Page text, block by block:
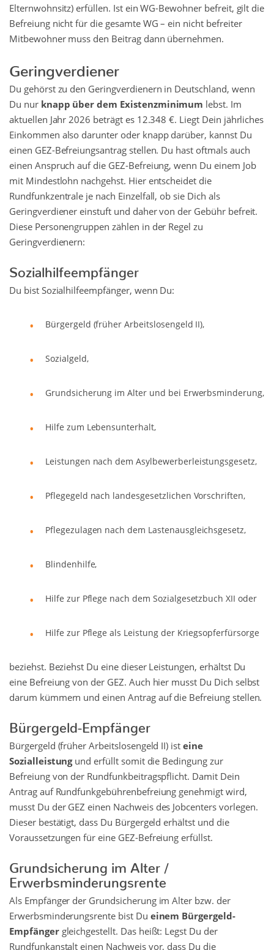
Elternwohnsitz) erfüllen. Ist ein WG-Bewohner befreit, gilt die
Befreiung nicht für die gesamte WG – ein nicht befreiter
Mitbewohner muss den Beitrag dann übernehmen.
Geringverdiener
Du gehörst zu den Geringverdienern in Deutschland, wenn
Du nur knapp über dem Existenzminimum lebst. Im
aktuellen Jahr 2026 beträgt es 12.348 €. Liegt Dein jährliches
Einkommen also darunter oder knapp darüber, kannst Du
einen GEZ-Befreiungsantrag stellen. Du hast oftmals auch
einen Anspruch auf die GEZ-Befreiung, wenn Du einem Job
mit Mindestlohn nachgehst. Hier entscheidet die
Rundfunkzentrale je nach Einzelfall, ob sie Dich als
Geringverdiener einstuft und daher von der Gebühr befreit.
Diese Personengruppen zählen in der Regel zu
Geringverdienern:
Sozialhilfeempfänger
Du bist Sozialhilfeempfänger, wenn Du:
Bürgergeld (früher Arbeitslosengeld II),
Sozialgeld,
Grundsicherung im Alter und bei Erwerbsminderung,
Hilfe zum Lebensunterhalt,
Leistungen nach dem Asylbewerberleistungsgesetz,
Pflegegeld nach landesgesetzlichen Vorschriften,
Pflegezulagen nach dem Lastenausgleichsgesetz,
Blindenhilfe,
Hilfe zur Pflege nach dem Sozialgesetzbuch XII oder
Hilfe zur Pflege als Leistung der Kriegsopferfürsorge
beziehst. Beziehst Du eine dieser Leistungen, erhältst Du
eine Befreiung von der GEZ. Auch hier musst Du Dich selbst
darum kümmern und einen Antrag auf die Befreiung stellen.
Bürgergeld-Empfänger
Bürgergeld (früher Arbeitslosengeld II) isteine
Sozialleistungund erfüllt somit die Bedingung zur
Befreiung von der Rundfunkbeitragspflicht. Damit Dein
Antrag auf Rundfunkgebührenbefreiung genehmigt wird,
musst Du der GEZ einen Nachweis des Jobcenters vorlegen.
Dieser bestätigt, dass Du Bürgergeld erhältst und die
Voraussetzungen für eine GEZ-Befreiung erfüllst.
Grundsicherung im Alter /
Erwerbsminderungsrente
Als Empfänger der Grundsicherung im Alter bzw. der
Erwerbsminderungsrente bist Du einem Bürgergeld-
Empfängergleichgestellt. Das heißt: Legst Du der
Rundfunkanstalt einen Nachweis vor, dass Du die